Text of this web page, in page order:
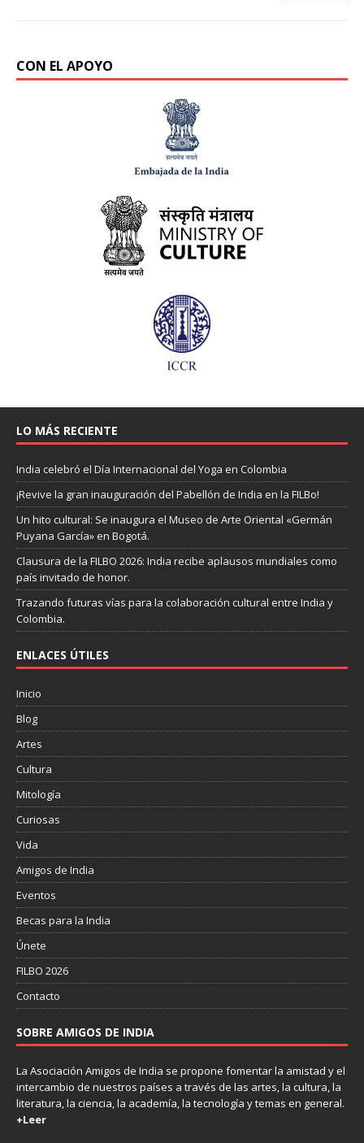
CON EL APOYO
LO MÁS RECIENTE
India celebró el Día Internacional del Yoga en Colombia
¡Revive la gran inauguración del Pabellón de India en la FILBo!
Un hito cultural: Se inaugura el Museo de Arte Oriental «Germán
Puyana García» en Bogotá.
Clausura de la FILBO 2026: India recibe aplausos mundiales como
país invitado de honor.
Trazando futuras vías para la colaboración cultural entre India y
Colombia.
ENLACES ÚTILES
Inicio
Blog
Artes
Cultura
Mitología
Curiosas
Vida
Amigos de India
Eventos
Becas para la India
Únete
FILBO 2026
Contacto
SOBRE AMIGOS DE INDIA
La Asociación Amigos de India se propone fomentar la amistad y el
intercambio de nuestros países a través de las artes, la cultura, la
literatura, la ciencia, la academía, la tecnología y temas en general.
+Leer